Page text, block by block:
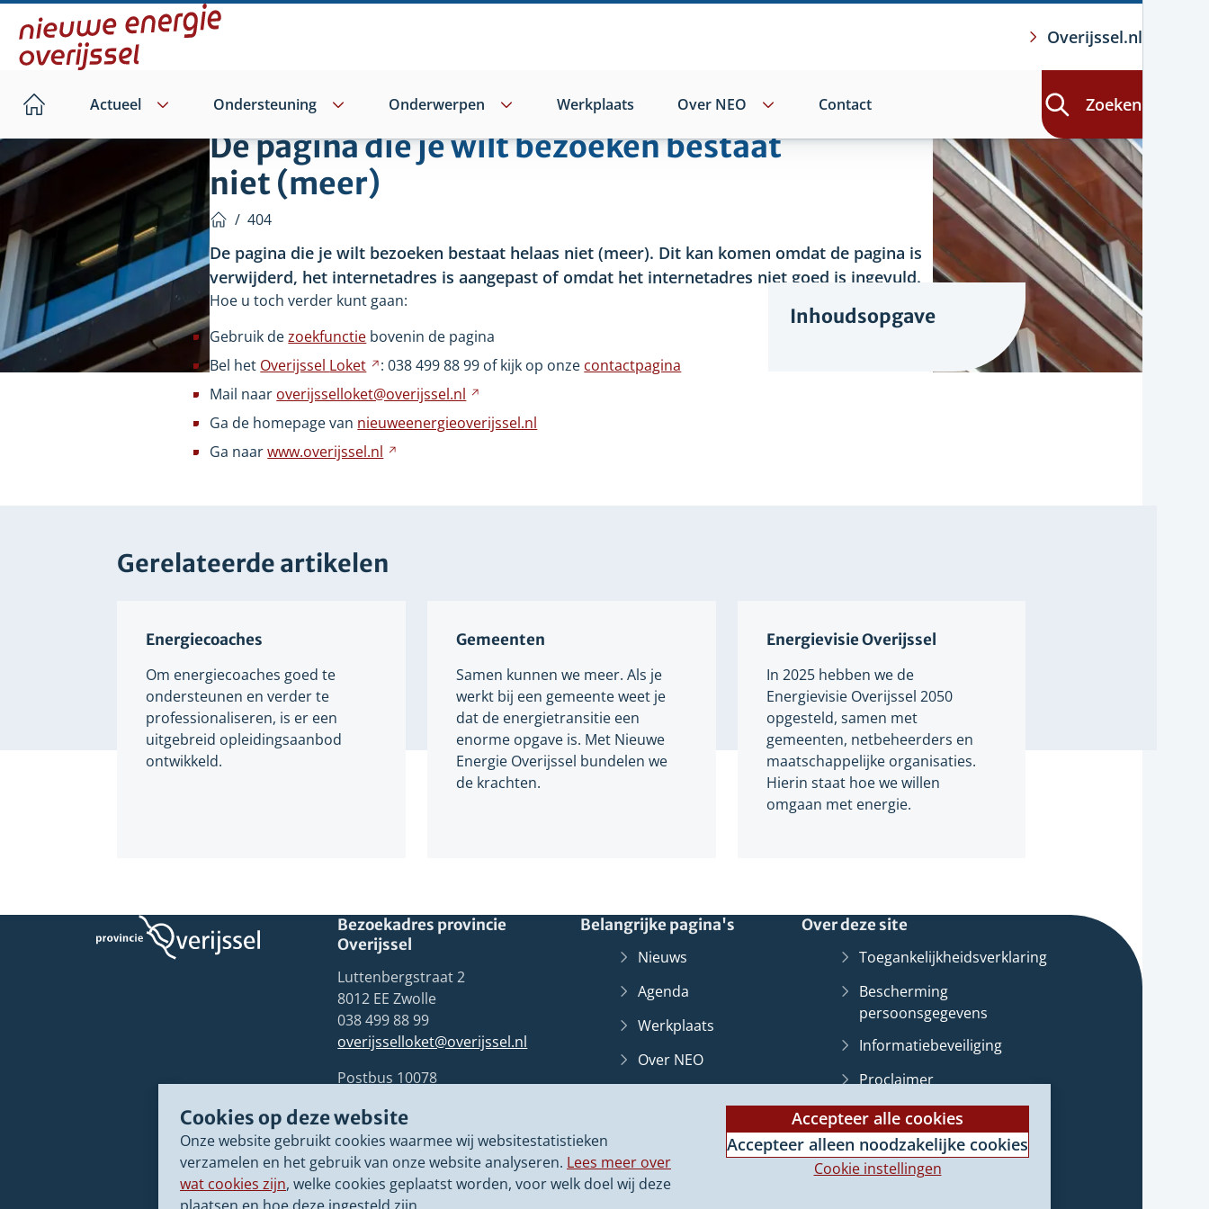
Cookies op deze website
Onze website gebruikt cookies waarmee wij websitestatistieken
verzamelen en het gebruik van onze website analyseren. Lees meer over
wat cookies zijn, welke cookies geplaatst worden, voor welk doel wij deze
Accepteer alle cookies
Accepteer alleen noodzakelijke cookies
Cookie instellingen
naar
hoofdinhoud
Overijssel.nl
Home
Actueel Ondersteuning Onderwerpen Werkplaats Over NEO Contact Zoeken
De pagina die je wilt bezoeken bestaat
niet (meer)
/ 404
De pagina die je wilt bezoeken bestaat helaas niet (meer). Dit kan komen omdat de pagina is
verwijderd, het internetadres is aangepast of omdat het internetadres niet goed is ingevuld.
Hoe u toch verder kunt gaan:
Gebruik dezoekfunctie bovenin de pagina
Bel het Overijssel Loket
Verwijst
naar
andere
website
: 0384998899 of kijk op onze contactpagina
Mail naar overijsselloket@overijssel.nl
naar
een
Ga de homepage van nieuweenergieoverijssel.nl
Ga naarwww.overijssel.nl
Inhoudsopgave
Gerelateerde artikelen
Energiecoaches
Om energiecoaches goed te
ondersteunen en verder te
professionaliseren, is er een
uitgebreid opleidingsaanbod
ontwikkeld.
Gemeenten
Samen kunnen we meer. Als je
werkt bij een gemeente weet je
dat de energietransitie een
enorme opgave is. Met Nieuwe
Energie Overijssel bundelen we
de krachten.
Energievisie Overijssel
In 2025 hebben we de
Energievisie Overijssel 2050
opgesteld, samen met
gemeenten, netbeheerders en
maatschappelijke organisaties.
Hierin staat hoe we willen
omgaan met energie.
Bezoekadres provincie
Overijssel
Luttenbergstraat 2
8012 EE Zwolle
038 499 88 99
overijsselloket@overijssel.nl
Postbus 10078
Belangrijke pagina's
Nieuws
Agenda
Werkplaats
Over NEO
een
andere
website)
Over deze site
Toegankelijkheidsverklaring
Bescherming
persoonsgegevens
Informatiebeveiliging
Proclaimer
Cookieverklaring
Archief van dezewebsite